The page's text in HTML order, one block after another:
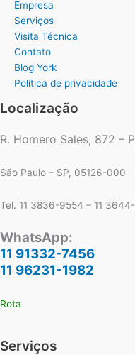
Empresa
Serviços
Visita Técnica
Contato
Blog York
Política de privacidade
Localização
R. Homero Sales, 872 –
São Paulo – SP, 05126-000
Tel. 11 3836-9554 – 11
WhatsApp:
11 91332-7456
11 96231-1982
Rota
Serviços